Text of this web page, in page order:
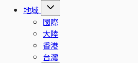
地域
國際
大陸
香港
台灣